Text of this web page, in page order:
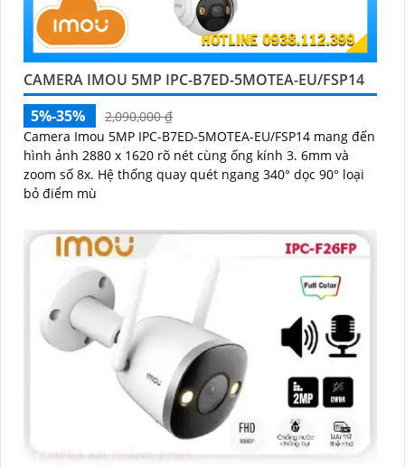
CAMERA IMOU 5MP IPC-B7ED-5MOTEA-EU/FSP14
5%-35%
2,090,000 ₫
Camera Imou 5MP IPC-B7ED-5MOTEA-EU/FSP14 mang đến
hình ảnh 2880 x 1620 rõ nét cùng ống kính 3. 6mm và
zoom số 8x. Hệ thống quay quét ngang 340° dọc 90° loại
bỏ điểm mù